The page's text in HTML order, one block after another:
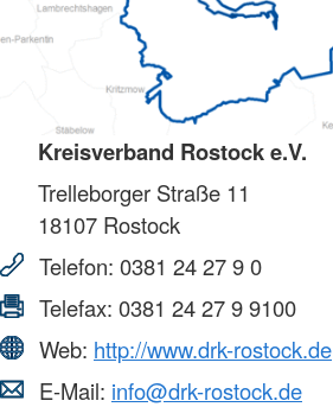
Kreisverband Rostock e.V.
Trelleborger Straße 11
18107 Rostock
Telefon: 0381 24 27 9 0
Telefax: 0381 24 27 9 9100
Web: http://www.drk-rostock.de
E-Mail: info@drk-rostock.de